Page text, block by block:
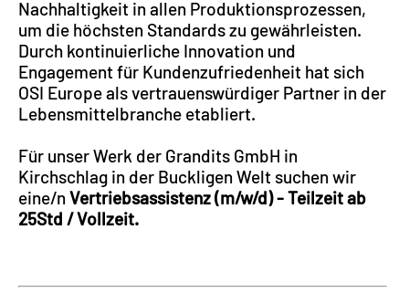
Nachhaltigkeit in allen Produktionsprozessen,
um die höchsten Standards zu gewährleisten.
Durch kontinuierliche Innovation und
Engagement für Kundenzufriedenheit hat sich
OSI Europe als vertrauenswürdiger Partner in der
Lebensmittelbranche etabliert.
Für unser Werk der Grandits GmbH in
Kirchschlag in der Buckligen Welt suchen wir
eine/nVertriebsassistenz (m/w/d) - Teilzeit ab
25Std / Vollzeit.